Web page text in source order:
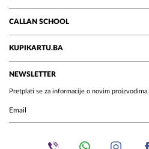
CALLAN SCHOOL
KUPIKARTU.BA
NEWSLETTER
Pretplati se za informacije o novim proizvodima.